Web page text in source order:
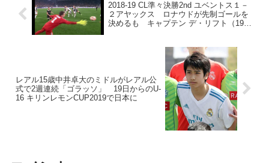
2018-19 CL準々決勝2nd ユベントス１－
２アヤックス ロナウドが先制ゴールを
決めるも キャプテン デ・リフト（19）
レアル15歳中井卓大のミドルがレアル公
式で2週連続「ゴラッソ」 19日からのU-
16 キリンレモンCUP2019で日本に